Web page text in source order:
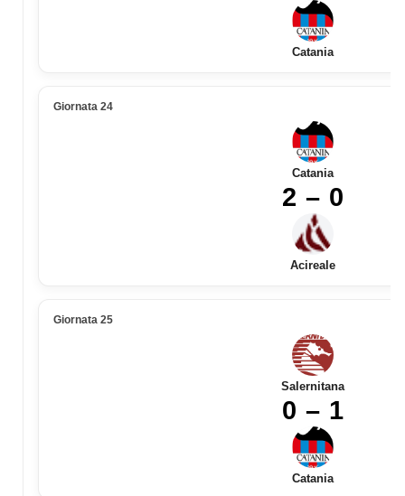
Catania
Giornata 24
Catania
2 – 0
Acireale
Giornata 25
Salernitana
0 – 1
Catania